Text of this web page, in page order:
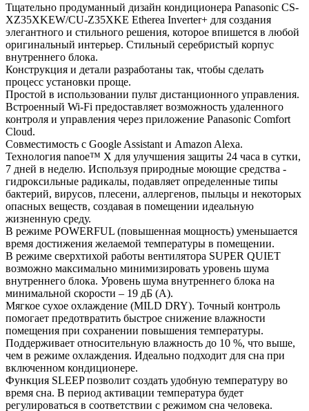
Тщательно продуманный дизайн кондиционера Panasonic CS-
XZ35XKEW/CU-Z35XKE Etherea Inverter+ для создания
элегантного и стильного решения, которое впишется в любой
оригинальный интерьер. Стильный серебристый корпус
внутреннего блока.
Конструкция и детали разработаны так, чтобы сделать
процесс установки проще.
Простой в использовании пульт дистанционного управления.
Встроенный Wi-Fi предоставляет возможность удаленного
контроля и управления через приложение Panasonic Comfort
Cloud.
Совместимость с Google Assistant и Amazon Alexa.
Технология nanoe™ X для улучшения защиты 24 часа в сутки,
7 дней в неделю. Используя природные моющие средства -
гидроксильные радикалы, подавляет определенные типы
бактерий, вирусов, плесени, аллергенов, пыльцы и некоторых
опасных веществ, создавая в помещении идеальную
жизненную среду.
В режиме POWERFUL (повышенная мощность) уменьшается
время достижения желаемой температуры в помещении.
В режиме сверхтихой работы вентилятора SUPER QUIET
возможно максимально минимизировать уровень шума
внутреннего блока. Уровень шума внутреннего блока на
минимальной скорости – 19 дБ (А).
Мягкое сухое охлаждение (MILD DRY). Точный контроль
помогает предотвратить быстрое снижение влажности
помещения при сохранении повышения температуры.
Поддерживает относительную влажность до 10 %, что выше,
чем в режиме охлаждения. Идеально подходит для сна при
включенном кондиционере.
Функция SLEEP позволит создать удобную температуру во
время сна. В период активации температура будет
регулироваться в соответствии с режимом сна человека.